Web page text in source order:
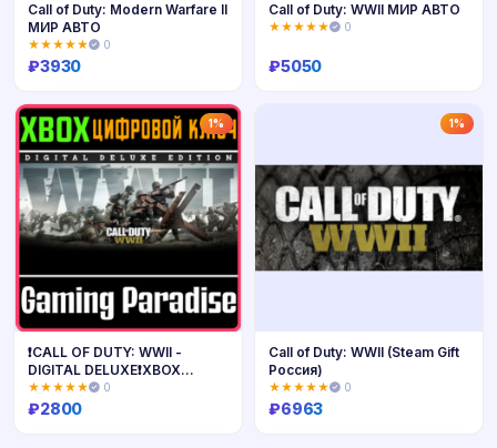
Купить
Call of Duty: Modern Warfare II
МИР АВТО
★★★★★ 0
₽3930
Call of Duty: WWII МИР АВТО
★★★★★ 0
₽5050
1%
❗CALL OF DUTY: WWII -
DIGITAL DELUXE❗XBOX
ONE/X|S🔑КЛЮЧ
★★★★★ 0
₽2800
1%
Call of Duty: WWII (Steam Gift
Россия)
★★★★★ 0
₽6963